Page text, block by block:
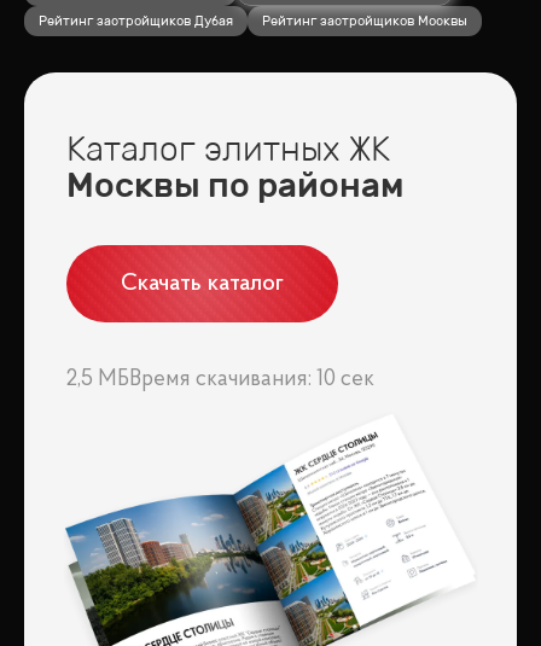
Рейтинг застройщиков Дубая
Рейтинг застройщиков Москвы
Каталог элитных ЖК
Москвы по районам
Скачать каталог
2,5 МБ Время скачивания: 10 сек